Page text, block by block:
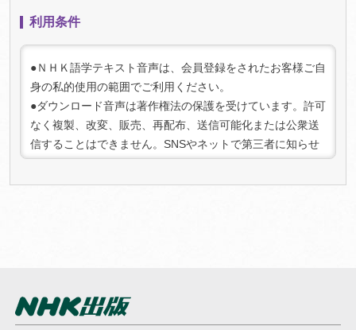
とを確認の上、「マイページ」（
の「マイコンテンツ一 覧」より該当の商品を選択してお手
続きください。キャンセルが承認され次第、返金手続きを
行います。
3. 注意事項:
キャンセル可能期間を過ぎた場合、またはコンテンツをダ
ウンロードした場合は、キャンセルおよび返金はできませ
んのでご了承ください。
利用条件
●ＮＨＫ語学テキスト音声は、会員登録をされたお客様ご自
身の私的使用の範囲でご利用ください。
●ダウンロード音声は著作権法の保護を受けています。許可
なく複製、改変、販売、再配布、送信可能化または公衆送
信することはできません。SNSやネットで第三者に知らせ
る行為は法律で禁じられております。また、法人としての
ご利用は禁止させていただいております。
とがあります。